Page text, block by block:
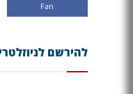
Fan
להירשם